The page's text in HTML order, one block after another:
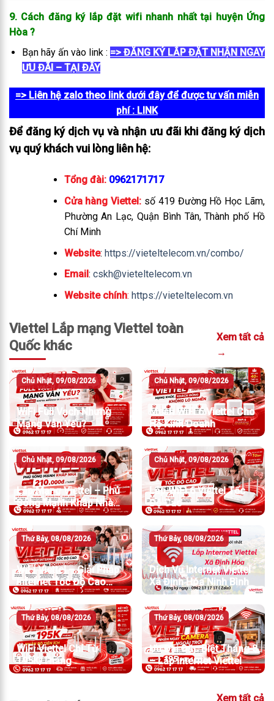
9. Cách đăng ký lắp đặt wifi nhanh nhất tại huyện Ứng
Hòa ?
Bạn hãy ấn vào link : => ĐĂNG KÝ LẮP ĐẶT NHẬN NGAY
ƯU ĐÃI – TẠI ĐÂY
=> Liên hệ zalo theo link dưới đây để được tư vấn miễn
phí: LINK
Để đăng ký dịch vụ và nhận ưu đãi khi đăng ký dịch
vụ quý khách vui lòng liên hệ:
Tổng đài: 0962171717
Cửa hàng Viettel: số 419 Đường Hồ Học Lãm,
Phường An Lạc, Quận Bình Tân, Thành phố Hồ
Chí Minh
Website: https://vieteltelecom.vn/combo/
Email : cskh@vieteltelecom.vn
Website chính: https://vieteltelecom.vn
Viettel Lắp mạng Viettel toàn
Quốc khác
Xem tất cả
→
Chủ Nhật, 09/08/2026
WiFi Full Vạch Nhưng
Mạng Vẫn Yếu?
Chủ Nhật, 09/08/2026
Mesh WiFi 6 Viettel Cho
Hộ Kinh Doanh
Chủ Nhật, 09/08/2026
Lắp Mạng Viettel – Phủ
Sóng Mạnh Khắp Nhà
Chỉ Từ 210.000đ/Tháng
Chủ Nhật, 09/08/2026
Lắp WiFi 6 Viettel Tốc
Độ Cao
Thứ Bảy, 08/08/2026
WiFi Viettel – Giải Pháp
Internet Tốc Độ Cao
Cho Gia Đình Và Doanh
Nghiệp
Thứ Bảy, 08/08/2026
Dịch Vụ Internet Viettel
Xã Định Hóa Ninh Bình
Thứ Bảy, 08/08/2026
WiFi Viettel Chỉ Từ
195K/Tháng
Thứ Bảy, 08/08/2026
Ưu Đãi Đặc Biệt Tháng 8
– Lắp Internet Viettel
Xem tất cả